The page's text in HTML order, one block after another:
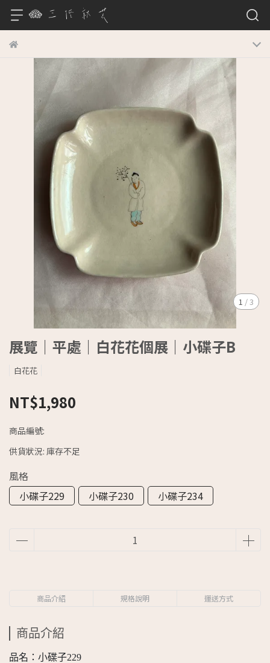
1 /3
展覽｜平處｜白花花個展｜小碟子B
白花花
NT$1,980
商品編號:
供貨狀況: 庫存不足
風格
小碟子229
小碟子230 小碟子234
商品介紹 規格說明 運送方式
商品介紹
品名：小碟子229